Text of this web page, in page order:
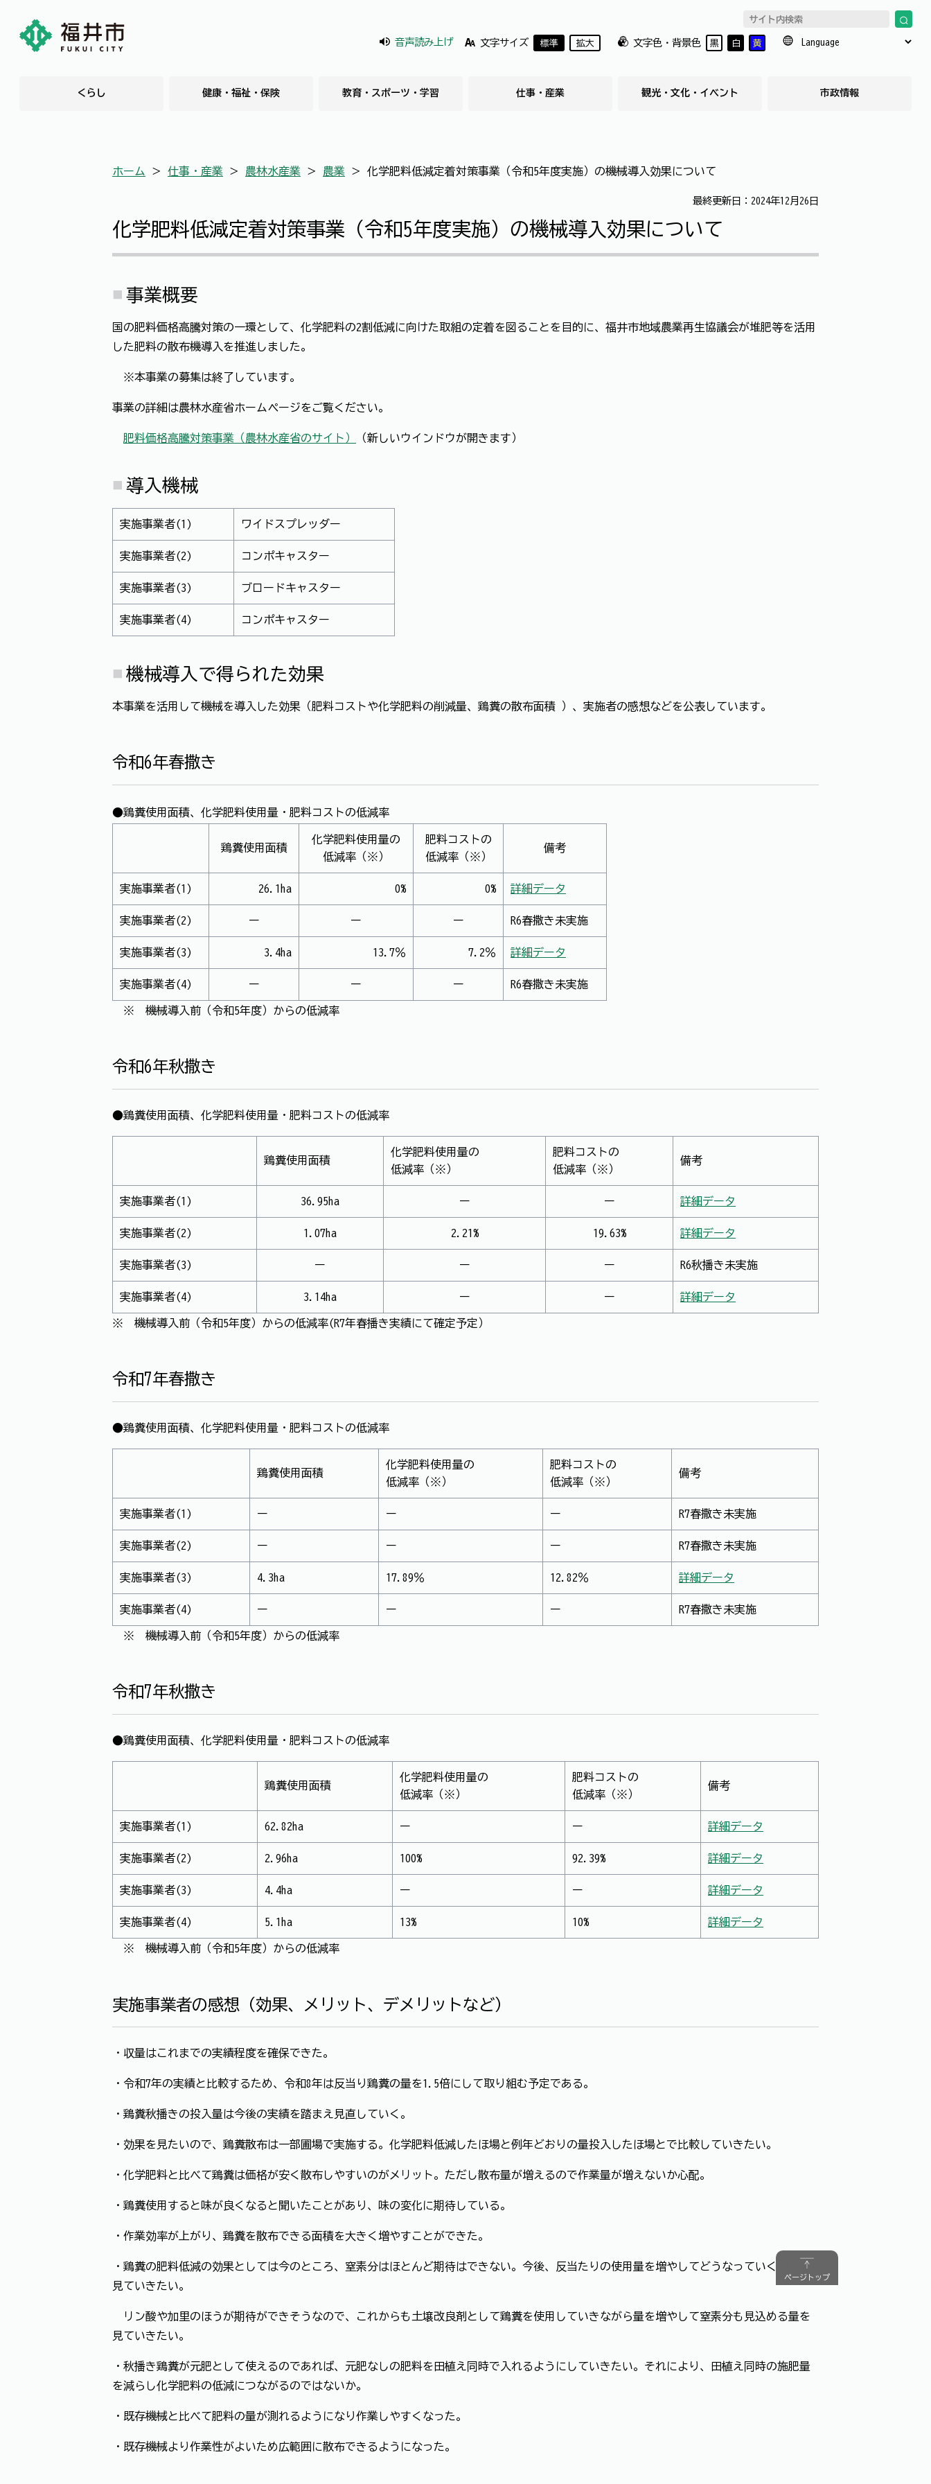
音声読み上げ 文字サイズ 標準 拡大 文字色・背景色 黒 白 黄
くらし 健康・福祉・保険 教育・スポーツ・学習 仕事・産業 観光・文化・イベント 市政情報
ホーム ＞ 仕事・産業 ＞ 農林水産業 ＞ 農業 ＞ 化学肥料低減定着対策事業（令和5年度実施）の機械導入効果について
最終更新日：2024年12月26日
化学肥料低減定着対策事業（令和5年度実施）の機械導入効果について
事業概要
国の肥料価格高騰対策の一環として、化学肥料の2割低減に向けた取組の定着を図ることを目的に、福井市地域農業再生協議会が堆肥等を活用
した肥料の散布機導入を推進しました。
※本事業の募集は終了しています。
事業の詳細は農林水産省ホームページをご覧ください。
肥料価格高騰対策事業（農林水産省のサイト） （新しいウインドウが開きます）
導入機械
実施事業者(1) ワイドスプレッダー
実施事業者(2) コンポキャスター
実施事業者(3) ブロードキャスター
実施事業者(4) コンポキャスター
機械導入で得られた効果
本事業を活用して機械を導入した効果（肥料コストや化学肥料の削減量、鶏糞の散布面積 ）、実施者の感想などを公表しています。
令和6年春撒き
●鶏糞使用面積、化学肥料使用量・肥料コストの低減率
鶏糞使用面積
化学肥料使用量の
低減率（※）
肥料コストの
低減率（※）
備考
実施事業者(1) 26.1ha 0% 0% 詳細データ
実施事業者(2) ー ー ー R6春撒き未実施
実施事業者(3) 3.4ha 13.7％ 7.2％ 詳細データ
実施事業者(4) ー ー ー R6春撒き未実施
※ 機械導入前（令和5年度）からの低減率
令和6年秋撒き
●鶏糞使用面積、化学肥料使用量・肥料コストの低減率
鶏糞使用面積
化学肥料使用量の
低減率（※）
肥料コストの
低減率（※）
備考
実施事業者(1) 36.95ha ー ー 詳細データ
実施事業者(2) 1.07ha 2.21% 19.63% 詳細データ
実施事業者(3) ー ー ー R6秋播き未実施
実施事業者(4) 3.14ha ー ー 詳細データ
※ 機械導入前（令和5年度）からの低減率(R7年春播き実績にて確定予定）
令和7年春撒き
●鶏糞使用面積、化学肥料使用量・肥料コストの低減率
鶏糞使用面積
化学肥料使用量の
低減率（※）
肥料コストの
低減率（※）
備考
実施事業者(1) ー ー ー R7春撒き未実施
実施事業者(2) ー ー ー R7春撒き未実施
実施事業者(3) 4.3ha 17.89％ 12.82％ 詳細データ
実施事業者(4) ー ー ー R7春撒き未実施
※ 機械導入前（令和5年度）からの低減率
令和7年秋撒き
●鶏糞使用面積、化学肥料使用量・肥料コストの低減率
鶏糞使用面積
化学肥料使用量の
低減率（※）
肥料コストの
低減率（※）
備考
実施事業者(1) 62.82ha ー ー 詳細データ
実施事業者(2) 2.96ha 100% 92.39% 詳細データ
実施事業者(3) 4.4ha ー ー 詳細データ
実施事業者(4) 5.1ha 13% 10% 詳細データ
※ 機械導入前（令和5年度）からの低減率
実施事業者の感想（効果、メリット、デメリットなど）
・収量はこれまでの実績程度を確保できた。
・令和7年の実績と比較するため、令和8年は反当り鶏糞の量を1.5倍にして取り組む予定である。
・鶏糞秋播きの投入量は今後の実績を踏まえ見直していく。
・効果を見たいので、鶏糞散布は一部圃場で実施する。化学肥料低減したほ場と例年どおりの量投入したほ場とで比較していきたい。
・化学肥料と比べて鶏糞は価格が安く散布しやすいのがメリット。ただし散布量が増えるので作業量が増えないか心配。
・鶏糞使用すると味が良くなると聞いたことがあり、味の変化に期待している。
・作業効率が上がり、鶏糞を散布できる面積を大きく増やすことができた。
・鶏糞の肥料低減の効果としては今のところ、窒素分はほとんど期待はできない。今後、反当たりの使用量を増やしてどうなっていくのかを
見ていきたい。
リン酸や加里のほうが期待ができそうなので、これからも土壌改良剤として鶏糞を使用していきながら量を増やして窒素分も見込める量を
見ていきたい。
・秋播き鶏糞が元肥として使えるのであれば、元肥なしの肥料を田植え同時で入れるようにしていきたい。それにより、田植え同時の施肥量
を減らし化学肥料の低減につながるのではないか。
・既存機械と比べて肥料の量が測れるようになり作業しやすくなった。
・既存機械より作業性がよいため広範囲に散布できるようになった。
ページトップ